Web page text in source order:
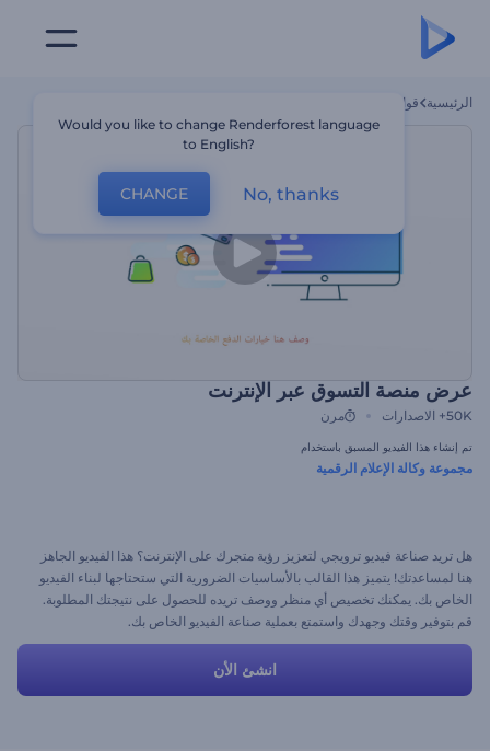
الرئيسية قوالب
عرض منصة التسوق عبر الإنترنت
50K+ الاصدارات مرن
تم إنشاء هذا الفيديو المسبق باستخدام
مجموعة وكالة الإعلام الرقمية
هل تريد صناعة فيديو ترويجي لتعزيز رؤية متجرك على الإنترنت؟ هذا الفيديو الجاهز
هنا لمساعدتك! يتميز هذا القالب بالأساسيات الضرورية التي ستحتاجها لبناء الفيديو
الخاص بك. يمكنك تخصيص أي منظر ووصف تريده للحصول على نتيجتك المطلوبة.
قم بتوفير وقتك وجهدك واستمتع بعملية صناعة الفيديو الخاص بك.
انشئ الأن
Would you like to change Renderforest language
to English?
CHANGE No, thanks